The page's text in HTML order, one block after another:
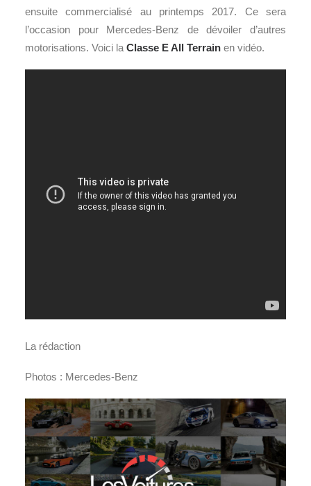
ensuite commercialisé au printemps 2017. Ce sera
l’occasion pour Mercedes-Benz de dévoiler d’autres
motorisations. Voici la Classe E All Terrain en vidéo.
La rédaction
Photos : Mercedes-Benz